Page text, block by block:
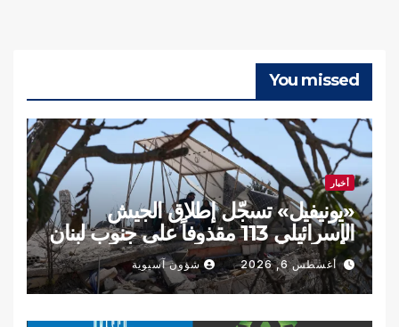
You missed
أخبار
«يونيفيل» تسجّل إطلاق الجيش
الإسرائيلي 113 مقذوفاً على جنوب لبنان
الأربعاء
أغسطس 6, 2026 شؤون آسيوية